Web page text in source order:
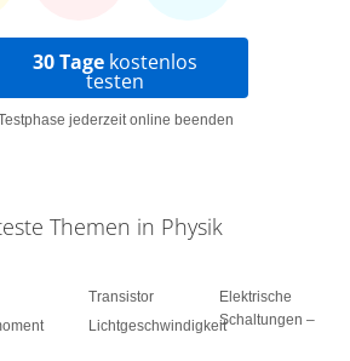
30 Tage kostenlos
testen
jederzeit online beenden
Themen in Physik
Transistor
Lichtgeschwindigkeit
Elektrische
Schaltungen –